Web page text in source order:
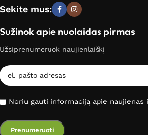
Sekite mus:
Sužinok apie nuolaidas pirmas
Užsiprenumeruok naujienlaiškį
Noriu gauti informaciją apie naujienas